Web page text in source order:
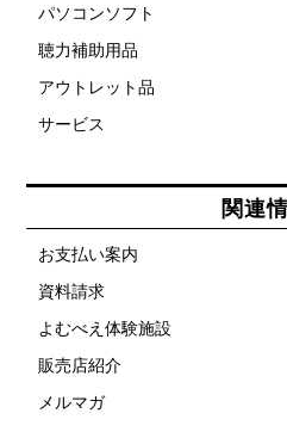
パソコンソフト
聴力補助用品
アウトレット品
サービス
関連
お支払い案内
資料請求
よむべえ体験施設
販売店紹介
メルマガ